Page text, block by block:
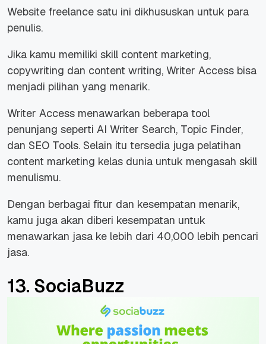
Website freelance satu ini dikhususkan untuk para
penulis.
Jika kamu memiliki skill content marketing,
copywriting dan content writing, Writer Access bisa
menjadi pilihan yang menarik.
Writer Access menawarkan beberapa tool
penunjang seperti AI Writer Search, Topic Finder,
dan SEO Tools. Selain itu tersedia juga pelatihan
content marketing kelas dunia untuk mengasah skill
menulismu.
Dengan berbagai fitur dan kesempatan menarik,
kamu juga akan diberi kesempatan untuk
menawarkan jasa ke lebih dari 40,000 lebih pencari
jasa.
13. SociaBuzz